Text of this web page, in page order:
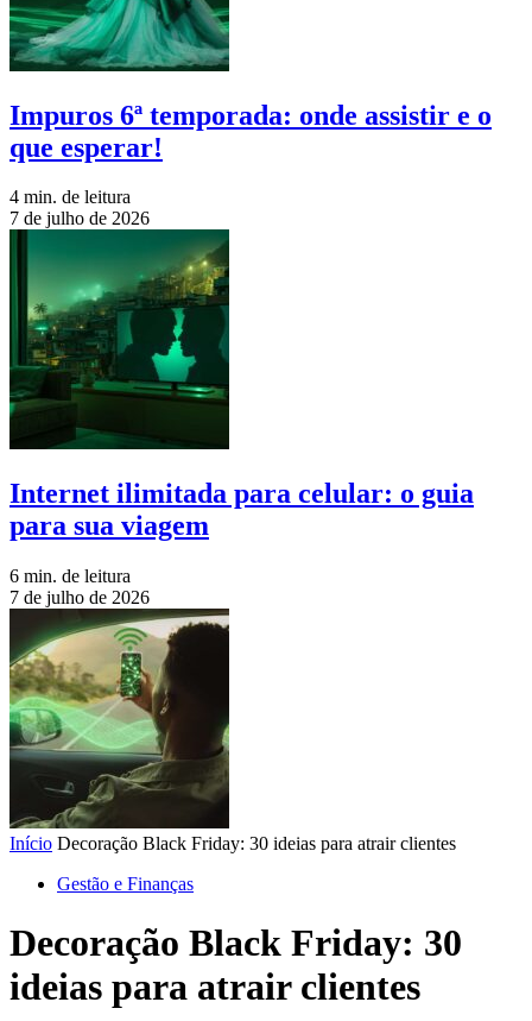
Impuros 6ª temporada: onde assistir e o
que esperar!
4 min. de leitura
7 de julho de 2026
Internet ilimitada para celular: o guia
para sua viagem
6 min. de leitura
7 de julho de 2026
Início Decoração Black Friday: 30 ideias para atrair clientes
Gestão e Finanças
Decoração Black Friday: 30
ideias para atrair clientes